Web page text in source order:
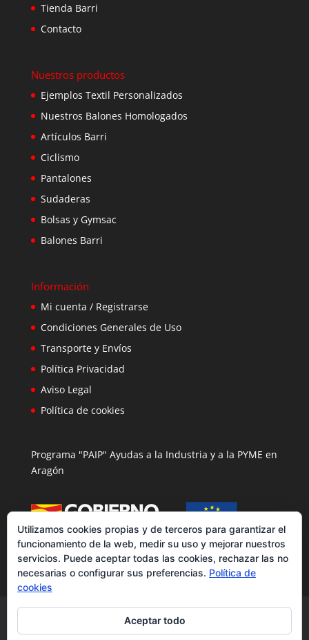
Tienda Barri
Contacto
Nuestros productos
Ejemplos Textil Personalizados
Nuestros Balones Homologados
Artículos Barri
Ciclismo
Pantalones
Sudaderas
Bolsas y Gymsac
Balones Barri
Información
Mi cuenta / Registrarse
Condiciones Generales de Uso
Transporte y Envíos
Política Privacidad
Aviso Legal
Política de cookies
Programa "PAIP" Ayudas a la Industria y a la PYME en
Aragón
Pantalones
Bolsas y Gymsac
Utilizamos cookies propias y de terceros para garantizar el
funcionamiento de la web, medir su uso y mejorar nuestros
servicios. Puede aceptar todas las cookies, rechazar las no
necesarias o configurar sus preferencias. Política de
cookies
Aceptar todo